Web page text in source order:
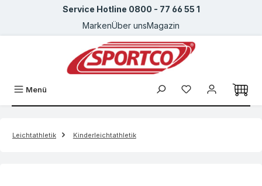
Zum Hauptinhalt springenService Hotline 0800 - 77 66 55 1
MarkenÜber unsMagazin
Menü
Leichtathletik Kinderleichtathletik